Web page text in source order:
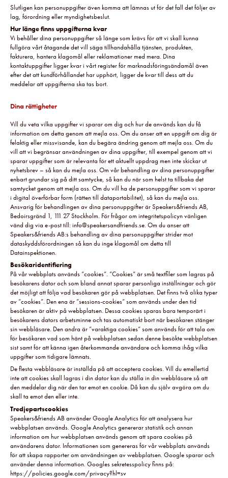
Slutligen kan personuppgifter även komma att lämnas ut för det fall det följer av
lag, förordning eller myndighetsbeslut.
Hur länge finns uppgifterna kvar
Vi behåller dina personuppgifter så länge som krävs för att vi skall kunna
fullgöra vårt åtagande det vill säga tillhandahålla tjänsten, produkten,
fakturera, hantera klagomål eller reklamationer med mera. Dina
kontaktuppgifter ligger kvar i vårt register för marknadsföringsändamål även
efter det att kundförhållandet har upphört, ligger de kvar till dess att du
meddelar att uppgifterna ska tas bort.
Dina rättigheter
Vill du veta vilka uppgifter vi sparar om dig och hur de används kan du få
information om detta genom att mejla oss. Om du anser att en uppgift om dig är
felaktig eller missvisande, kan du begära ändring genom att mejla oss. Om du
vill att vi begränsar användningen av dina uppgifter, till exempel genom att vi
sparar uppgifter som är relevanta för ett aktuellt uppdrag men inte skickar ut
nyhetsbrev – så kan du mejla oss. Om vår behandling av dina personuppgifter
enbart grundar sig på ditt samtycke, så kan du när som helst ta tillbaka det
samtycket genom att mejla oss. Om du vill ha de personuppgifter som vi sparar
i digital överförbar form (rätten till dataportabilitet), så kan du mejla oss.
Ansvarig för behandlingen av dina personuppgifter är Speakers&friends AB,
Bedoirsgränd 1, 111 27 Stockholm. För frågor om integritetspolicyn vänligen
vänd dig via e-post till: info@speakersandfriends.se. Om du anser att
Speakers&friends AB:s behandling av dina personuppgifter strider mot
dataskyddsförordningen så kan du inge klagomål om detta till
Datainspektionen.
Besökaridentifiering
På vår webbplats används ”cookies”. ”Cookies” är små textfiler som lagras på
besökarens dator och som bland annat sparar personliga inställningar och gör
det möjligt att följa vad besökaren gör på webbplatsen. Det finns två olika typer
av ”cookies”. Den ena är ”sessions-cookies” som används under den tid
besökaren är aktiv på webbplatsen. Dessa cookies sparas bara temporärt i
besökarens dators arbetsminne och tas automatiskt bort när besökaren stänger
sin webbläsare. Den andra är ”varaktiga cookies” som används för att tala om
för besökaren vad som hänt på webbplatsen sedan denne besökte webbplatsen
sist samt för att känna igen återkommande användare och komma ihåg vilka
uppgifter som tidigare lämnats.
De flesta webbläsare är inställda på att acceptera cookies. Vill du emellertid
inte att cookies skall lagras i din dator kan du ställa in din webbläsare så att
den meddelar dig när den tar emot en cookie. Då kan du själv avgöra om du
skall ta emot den eller inte.
Tredjepartscookies
Speakers&friends AB använder Google Analytics för att analysera hur
webbplatsen används. Google Analytics genererar statistik och annan
information om hur webbplatsen används genom att spara cookies på
användarens dator. Informationen som genereras för vår webbplats används
för att skapa rapporter om användningen av webbplatsen. Google sparar och
använder denna information. Googles sekretesspolicy finns på:
https://policies.google.com/privacy?hl=sv